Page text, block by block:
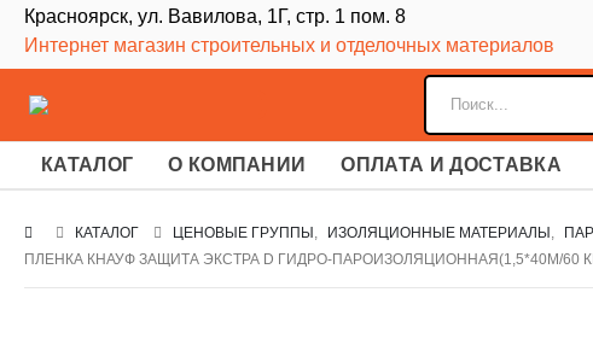
Красноярск, ул. Вавилова, 1Г, стр. 1 пом. 8
Интернет магазин строительных и отделочных материалов
КАТАЛОГ О КОМПАНИИ ОПЛАТА И ДОСТАВКА
КАТАЛОГ ЦЕНОВЫЕ ГРУППЫ , ИЗОЛЯЦИОННЫЕ МАТЕРИАЛЫ ,
ПЛЕНКА КНАУФ ЗАЩИТА ЭКСТРА D ГИДРО-ПАРОИЗОЛЯЦИОННАЯ(1,5*40М/60